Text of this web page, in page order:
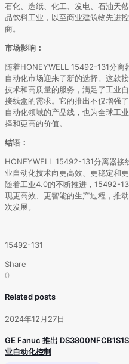
石化、造纸、化工、发电、石油天
品饮料工业，以至商业建筑物先进
商。
市场影响：
随着HONEYWELL 15492-131分离
自动化市场迎来了新的选择。这款
技术和高质量的服务，满足了工业
接线盒的需求。它的推出不仅增强
自动化领域的产品线，也为全球工
择和更高的价值。
结语：
HONEYWELL 15492-131分离器接
业自动化技术向更高效、更稳定和更
随着工业4.0的不断推进，15492-
现更高效、更智能的生产过程，推
次发展。
15492-131
Share
0
Related posts
2024年12月27日
GE Fanuc 推出
业自动化控制